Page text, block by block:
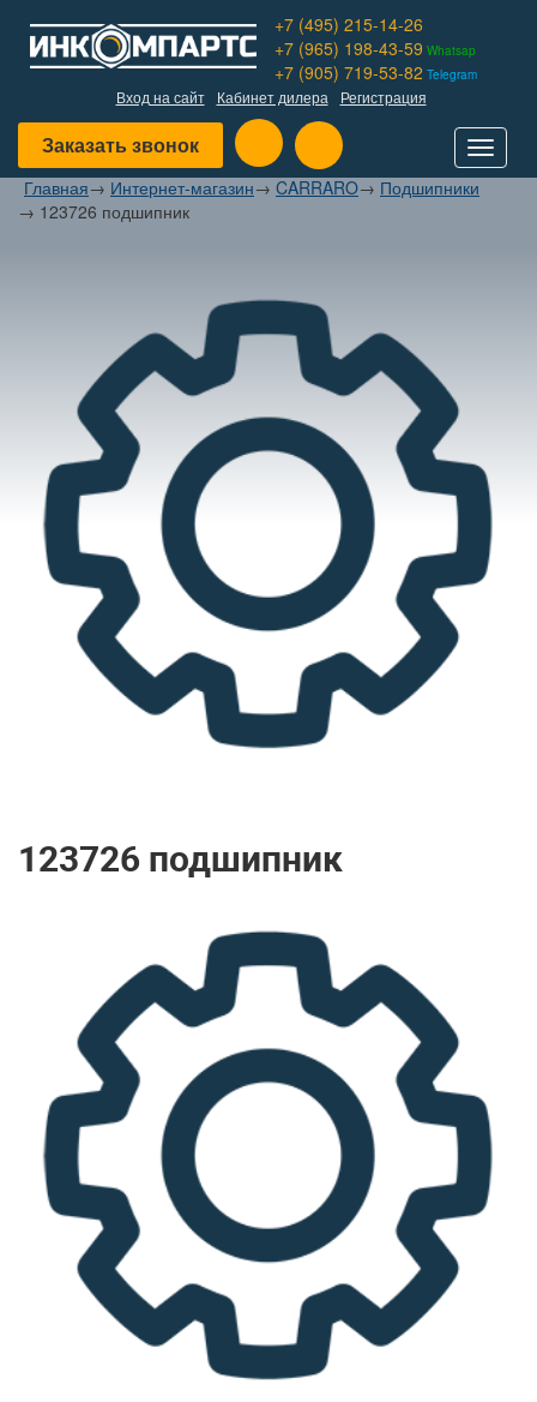
+7 (495) 215-14-26
+7 (965) 198-43-59 Whatsap
+7 (905) 719-53-82 Telegram
Вход на сайт Кабинет дилера Регистрация
Заказать звонок
Toggle
Главная→ Интернет-магазин→ CARRARO→ Подшипники
→ 123726 подшипник
123726 подшипник